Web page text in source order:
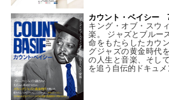
カウント・ベイシー
キング・オブ・スウ
楽。 ジャズとブルー
命をもたらしたカウ
グジャズの黄金時代
の人生と音楽、そし
を追う自伝的ドキュメ